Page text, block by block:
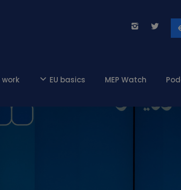
work EU basics MEP Watch